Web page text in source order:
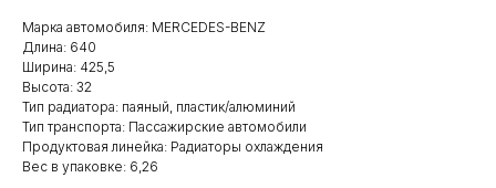
Марка автомобиля: MERCEDES-BENZ
Длина: 640
Ширина: 425,5
Высота: 32
Тип радиатора: паяный, пластик/алюминий
Тип транспорта: Пассажирские автомобили
Продуктовая линейка: Радиаторы охлаждения
Вес в упаковке: 6,26